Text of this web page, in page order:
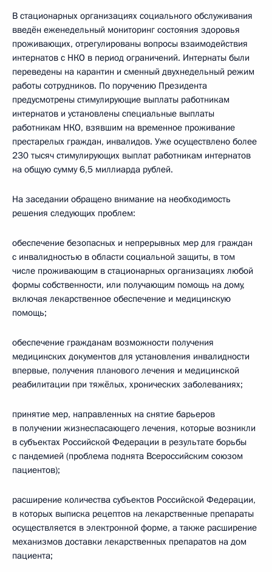
В стационарных организациях социального обслуживания
введён еженедельный мониторинг состояния здоровья
проживающих, отрегулированы вопросы взаимодействия
интернатов с НКО в период ограничений. Интернаты были
переведены на карантин и сменный двухнедельный режим
работы сотрудников. По поручению Президента
предусмотрены стимулирующие выплаты работникам
интернатов и установлены специальные выплаты
работникам НКО, взявшим на временное проживание
престарелых граждан, инвалидов. Уже осуществлено более
230 тысяч стимулирующих выплат работникам интернатов
на общую сумму 6,5 миллиарда рублей.
На заседании обращено внимание на необходимость
решения следующих проблем:
обеспечение безопасных и непрерывных мер для граждан
с инвалидностью в области социальной защиты, в том
числе проживающим в стационарных организациях любой
формы собственности, или получающим помощь на дому,
включая лекарственное обеспечение и медицинскую
помощь;
обеспечение гражданам возможности получения
медицинских документов для установления инвалидности
впервые, получения планового лечения и медицинской
реабилитации при тяжёлых, хронических заболеваниях;
принятие мер, направленных на снятие барьеров
в получении жизнеспасающего лечения, которые возникли
в субъектах Российской Федерации в результате борьбы
с пандемией (проблема поднята Всероссийским союзом
пациентов);
расширение количества субъектов Российской Федерации,
в которых выписка рецептов на лекарственные препараты
осуществляется в электронной форме, а также расширение
механизмов доставки лекарственных препаратов на дом
пациента;